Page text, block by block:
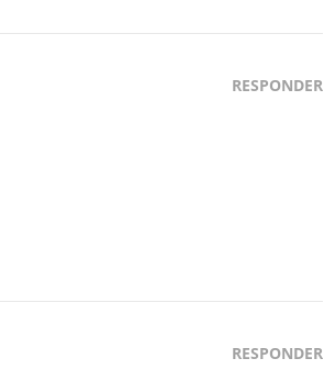
RESPONDER
RESPONDER